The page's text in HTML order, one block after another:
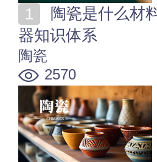
器知识体系
陶瓷
2570